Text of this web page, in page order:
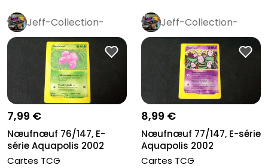
Jeff-Collection-
Rétro Pro
7,99 €
Nœufnœuf 76/147, E-
série Aquapolis 2002
Cartes TCG
Jeff-Collection-
Rétro Pro
8,99 €
Nœufnœuf 77/147, E-série
Aquapolis 2002
Cartes TCG